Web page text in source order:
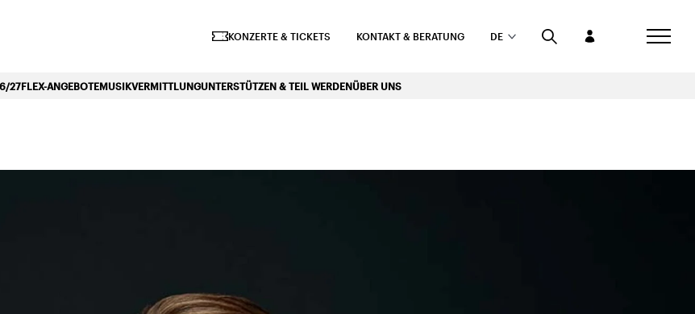
KONZERTE & TICKETS KONTAKT & BERATUNG DE
27FLEX-ANGEBOTEMUSIKVERMITTLUNGUNTERSTÜTZEN & TEIL WERDENÜBER UNS